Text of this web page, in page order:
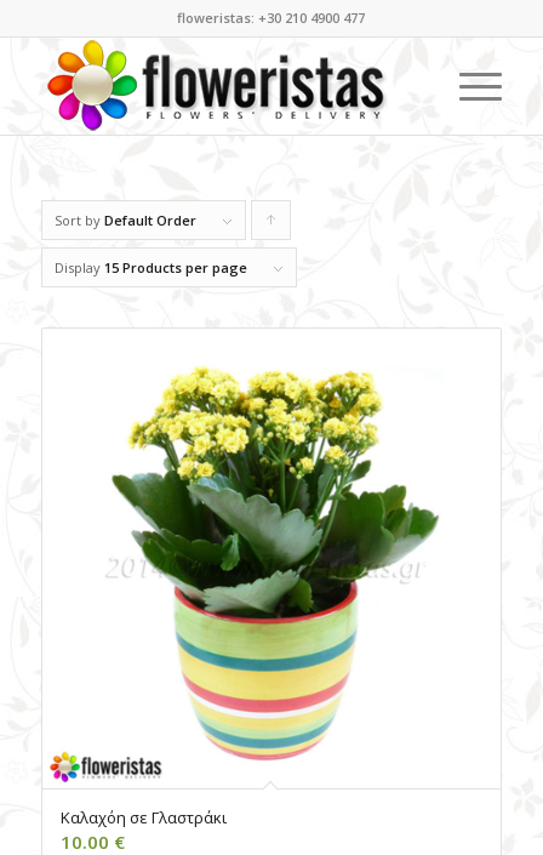
floweristas: +30 210 4900 477
Sort by Default Order
products
ascending
Display 15 Products per page
Καλαχόη σε Γλαστράκι
10.00 €